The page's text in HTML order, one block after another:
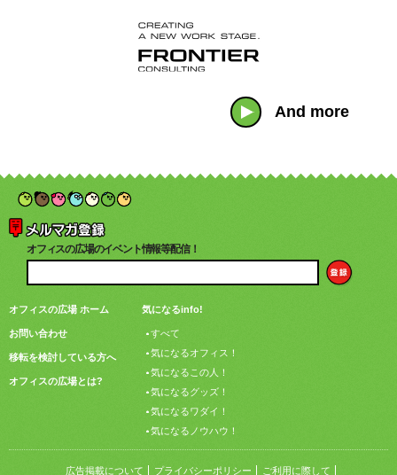
And more
オフィスの広場のイベント情報等配信！
オフィスの広場 ホーム
お問い合わせ
移転を検討している方へ
オフィスの広場とは?
気になるinfo!
すべて
気になるオフィス！
気になるこの人！
気になるグッズ！
気になるワダイ！
気になるノウハウ！
広告掲載について プライバシーポリシー ご利用に際して